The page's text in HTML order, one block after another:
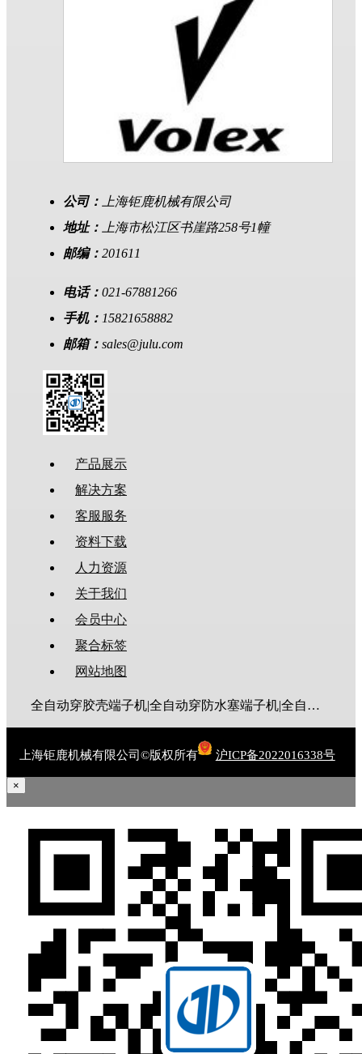
公司：
上海钜鹿机械有限公司
地址：
上海市松江区书崖路258号1幢
邮编： 201611
电话： 021-67881266
手机： 15821658882
邮箱： sales@julu.com
产品展示
解决方案
客服服务
资料下载
人力资源
关于我们
会员中心
聚合标签
网站地图
全自动穿胶壳端子机|全自动穿防水塞端子机|全自动穿热缩管端子机|全自动穿护套端子机|全自动穿号码管端子机|全自动端子机|全自动穿防水栓端子机|端子压着机|端子压接机|静音端子机|多芯线端子机|护套线端子机|全自动排线端子机|新能源大平方压接机|电脑剥线机|自动剥线机|裁线机|剥线机
上海钜鹿机械有限公司©版权所有 沪ICP备2022016338号
×